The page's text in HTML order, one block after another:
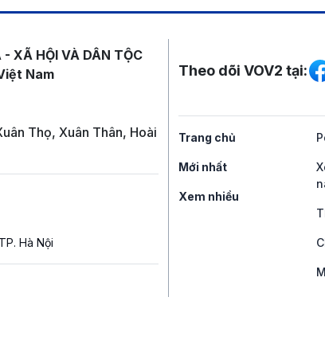
- XÃ HỘI VÀ DÂN TỘC
Nam
Thọ, Xuân Thân, Hoài
Hà Nội
Mạng xã
Theo dõi VOV2 tại:
Trang chủ
Mới nhất
Xem nhiều